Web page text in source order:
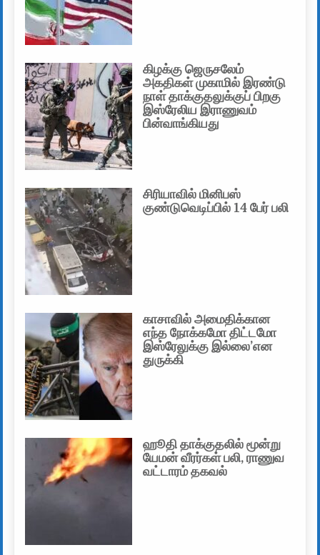
கிழக்கு ஜெருசலேம்
அகதிகள் முகாமில் இரண்டு
நாள் தாக்குதலுக்குப் பிறகு
இஸ்ரேலிய இராணுவம்
பின்வாங்கியது
சிரியாவில் மினிபஸ்
குண்டுவெடிப்பில் 14 பேர் பலி
காசாவில் அமைதிக்கான
எந்த நோக்கமோ திட்டமோ
இஸ்ரேலுக்கு இல்லை’என
துருக்கி
ஹூதி தாக்குதலில் மூன்று
யேமன் வீரர்கள் பலி, ராணுவ
வட்டாரம் தகவல்